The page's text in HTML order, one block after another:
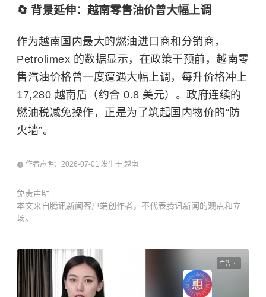
🔄 背景延伸：越南零售油价曾大幅上调
作为越南国内最大的燃油进口商和分销商，
Petrolimex 的数据显示，在政策干预前，越南零
售汽油价格曾一度遭遇大幅上调，每升价格冲上
17,280 越南盾 （约合 0.8 美元）。政府连续的
燃油税减免操作，正是为了筑起国内物价的“防
火墙”。
作者声明：2026-07-01 发生于 越南
免责声明
本文来自腾讯新闻客户端创作者，不代表腾讯新闻的观点和立
场。
广告